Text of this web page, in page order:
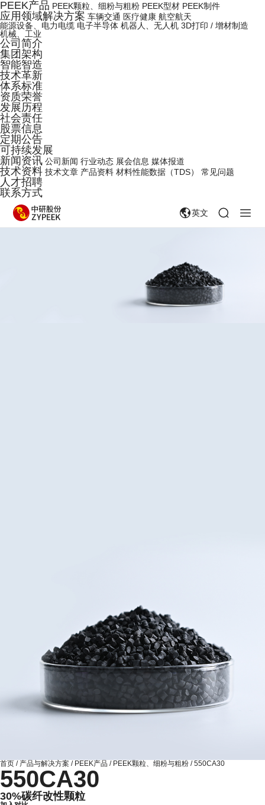
PEEK产品 PEEK颗粒、细粉与粗粉 PEEK型材 PEEK制件
应用领域解决方案 车辆交通 医疗健康 航空航天
能源设备、电力电缆 电子半导体 机器人、无人机 3D打印 / 增材制造
机械、工业
公司简介
集团架构
智能智造
技术革新
体系标准
资质荣誉
发展历程
社会责任
股票信息
定期公告
可持续发展
新闻资讯 公司新闻 行业动态 展会信息 媒体报道
技术资料 技术文章 产品资料 材料性能数据（TDS） 常见问题
人才招聘
联系方式
英文
首页 / 产品与解决方案 / PEEK产品 / PEEK颗粒、细粉与粗粉 /550CA30
550CA30
30%碳纤改性颗粒